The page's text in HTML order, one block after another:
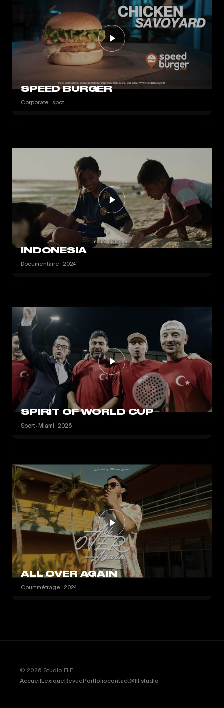
SPEED BURGER
Corporate · spot
INDONESIA
Documentaire · 2024
SPIRIT OF WORLD CUP
Sport · Miami · 2026
ALL OVER AGAIN
Court métrage · 2024
© 2026 Studio FLF
AccueilLexiqueRevuePortfoliocontact@flf.studio